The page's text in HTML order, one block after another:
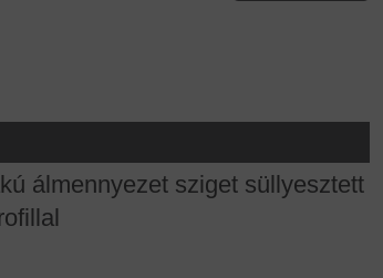
álmennyezet sziget süllyesztett